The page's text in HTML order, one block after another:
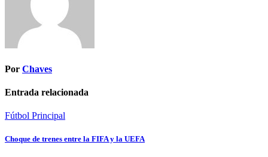
Por Chaves
Entrada relacionada
Fútbol Principal
Choque de trenes entre la FIFA y la UEFA